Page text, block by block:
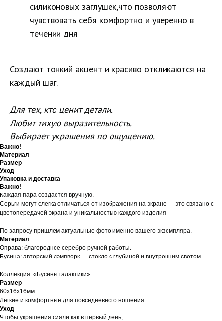
силиконовых заглушек,что позволяют
чувствовать себя комфортно и уверенно в
течении дня
Создают тонкий акцент и красиво откликаются на
каждый шаг.
Для тех, кто ценит детали.
Любит тихую выразительность.
Выбирает украшения по ощущению.
Важно!
Материал
Размер
Уход
Упаковка и доставка
Важно!
Каждая пара создается вручную.
Серьги могут слегка отличаться от изображения на экране — это связано с
цветопередачей экрана и уникальностью каждого изделия.
По запросу пришлем актуальные фото именно вашего экземпляра.
Материал
Оправа: благородное серебро ручной работы.
Бусина: авторский лэмпворк — стекло с глубиной и внутренним светом.
Коллекция: «Бусины галактики».
Размер
60х16х16мм
Лёгкие и комфортные для повседневного ношения.
Уход
Чтобы украшения сияли как в первый день,